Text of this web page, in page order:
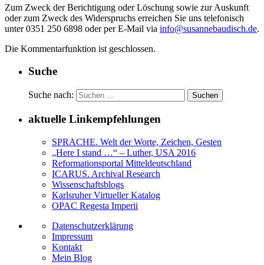
Zum Zweck der Berichtigung oder Löschung sowie zur Auskunft
oder zum Zweck des Widerspruchs erreichen Sie uns telefonisch
unter 0351 250 6898 oder per E-Mail via info@susannebaudisch.de.
Die Kommentarfunktion ist geschlossen.
Suche
Suche nach:
aktuelle Linkempfehlungen
SPRACHE. Welt der Worte, Zeichen, Gesten
„Here I stand …“ – Luther, USA 2016
Reformationsportal Mitteldeutschland
ICARUS. Archival Research
Wissenschaftsblogs
Karlsruher Virtueller Katalog
OPAC Regesta Imperii
Datenschutzerklärung
Impressum
Kontakt
Mein Blog